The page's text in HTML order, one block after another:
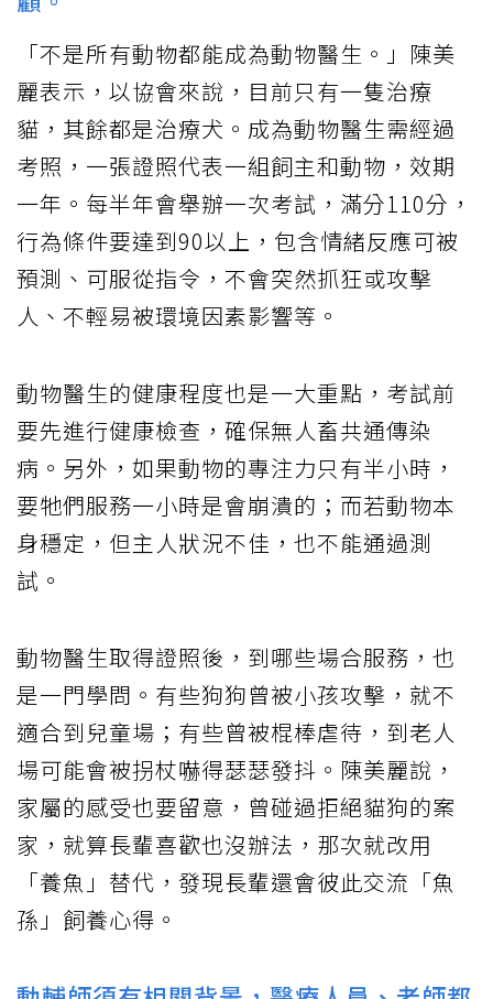
「不是所有動物都能成為動物醫生。」陳美
麗表示，以協會來說，目前只有一隻治療
貓，其餘都是治療犬。成為動物醫生需經過
考照，一張證照代表一組飼主和動物，效期
一年。每半年會舉辦一次考試，滿分110分，
行為條件要達到90以上，包含情緒反應可被
預測、可服從指令，不會突然抓狂或攻擊
人、不輕易被環境因素影響等。
動物醫生的健康程度也是一大重點，考試前
要先進行健康檢查，確保無人畜共通傳染
病。另外，如果動物的專注力只有半小時，
要牠們服務一小時是會崩潰的；而若動物本
身穩定，但主人狀況不佳，也不能通過測
試。
動物醫生取得證照後，到哪些場合服務，也
是一門學問。有些狗狗曾被小孩攻擊，就不
適合到兒童場；有些曾被棍棒虐待，到老人
場可能會被拐杖嚇得瑟瑟發抖。陳美麗說，
家屬的感受也要留意，曾碰過拒絕貓狗的案
家，就算長輩喜歡也沒辦法，那次就改用
「養魚」替代，發現長輩還會彼此交流「魚
孫」飼養心得。